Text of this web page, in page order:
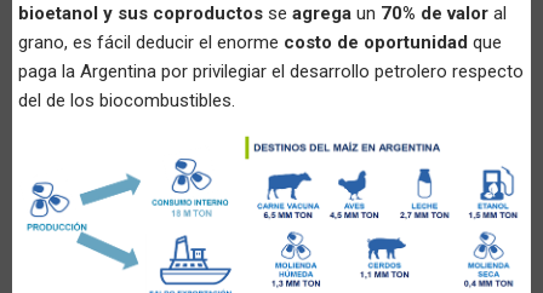
bioetanol y sus coproductos se agrega un 70% de valor al
grano, es fácil deducir el enorme costo de oportunidad que
paga la Argentina por privilegiar el desarrollo petrolero respecto
del de los biocombustibles.